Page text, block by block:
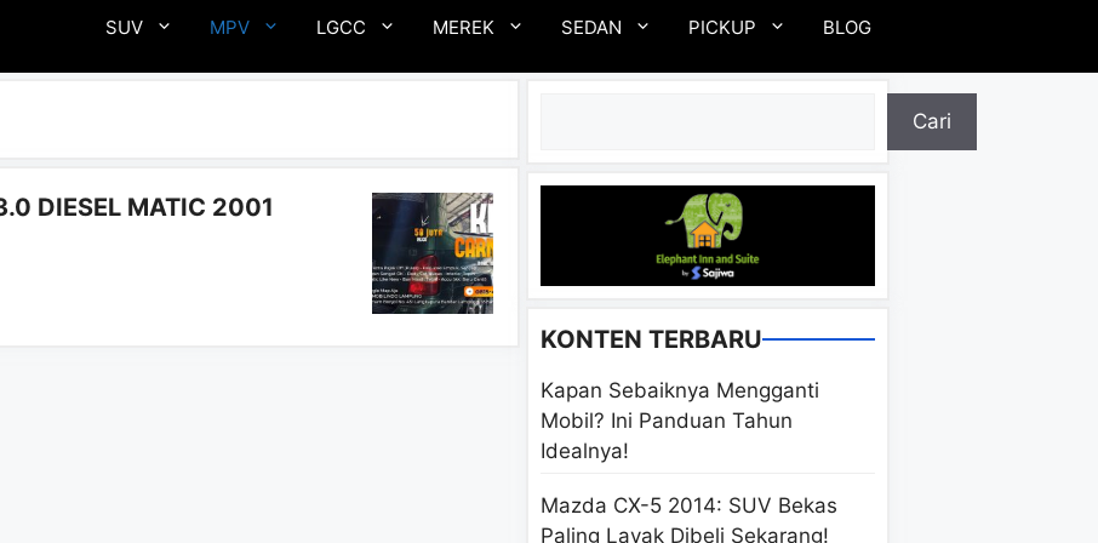
SUV MPV LGCC MEREK SEDAN PICKUP BLOG
DIESEL MATIC 2001
Cari
KONTEN TERBARU
Kapan Sebaiknya Mengganti
Mobil? Ini Panduan Tahun
Idealnya!
Mazda CX-5 2014: SUV Bekas
Paling Layak Dibeli Sekarang!